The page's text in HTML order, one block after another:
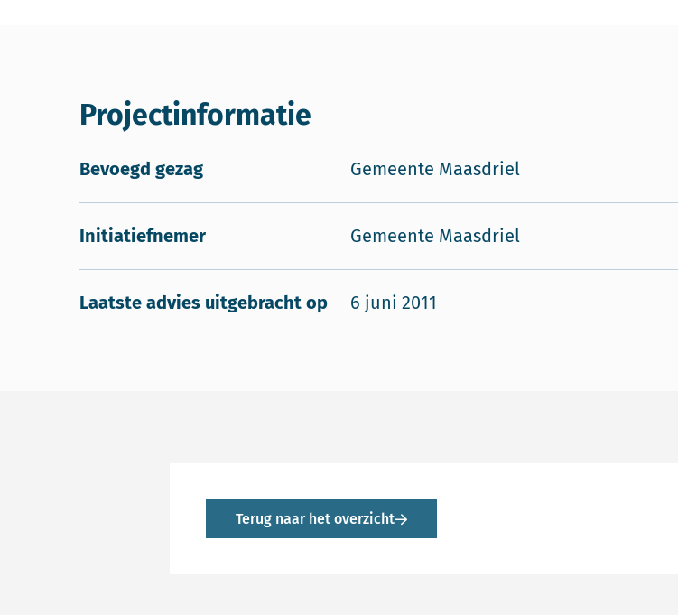
Projectinformatie
Bevoegd gezag Gemeente Maasdriel
Initiatiefnemer Gemeente Maasdriel
Laatste advies uitgebracht op 6 juni 2011
Terug naar het overzicht